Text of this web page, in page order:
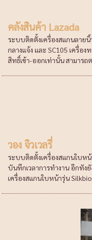
คลังสินค้า Lazada
ระบบติดตั้งเครื่องสแกนลาย
กลางแจ้ง และ SC105 เครื่
สิทธิ์เข้า-ออกเท่านั้น สามารถต
วอง จิวเวลรี่
ระบบติดตั้งเครื่องสแกนใบหน้
บันทึกเวลาการทำงาน อีกทัง
เครื่องสแกนใบหน้ารุ่น